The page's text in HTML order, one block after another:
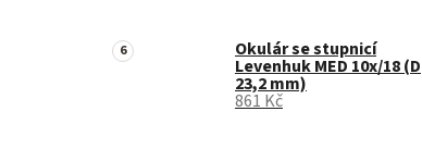
Okulár se stupnicí
Levenhuk MED 10x/18 (D
23,2 mm)
861 Kč